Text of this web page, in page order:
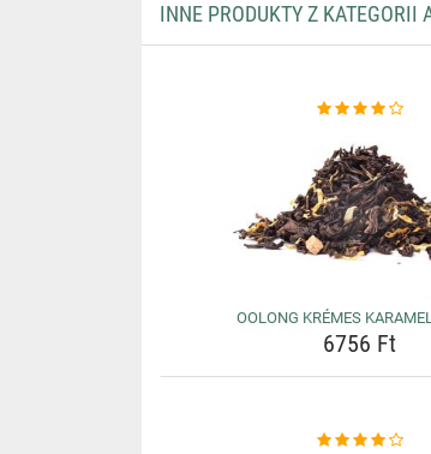
INNE PRODUKTY Z KATEGORII
OOLONG KRÉMES
6756 Ft